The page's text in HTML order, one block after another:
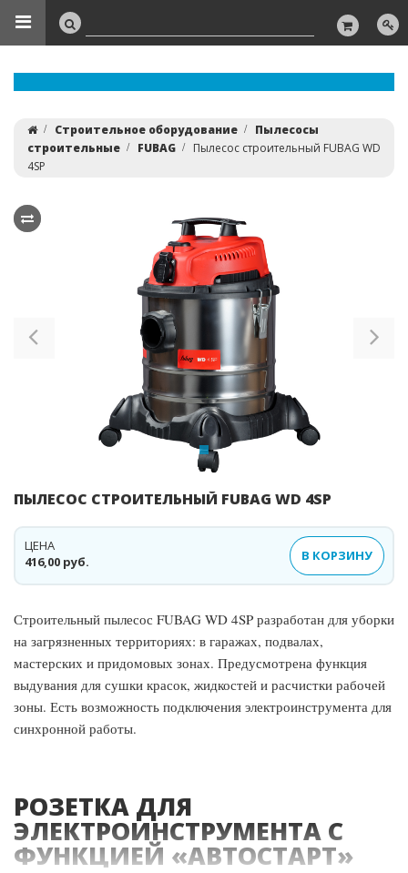
Строительное оборудование
Пылесосы
строительные
FUBAG
Пылесос строительный FUBAG WD
4SP
ПЫЛЕСОС СТРОИТЕЛЬНЫЙ FUBAG WD 4SP
416,00 руб.
ЦЕНА
В КОРЗИНУ
Строительный пылесос FUBAG WD 4SP разработан для уборки
на загрязненных территориях: в гаражах, подвалах,
мастерских и придомовых зонах. Предусмотрена функция
выдувания для сушки красок, жидкостей и расчистки рабочей
зоны. Есть возможность подключения электроинструмента для
синхронной работы.
РОЗЕТКА ДЛЯ
ЭЛЕКТРОИНСТРУМЕНТА С
ФУНКЦИЕЙ «АВТОСТАРТ»